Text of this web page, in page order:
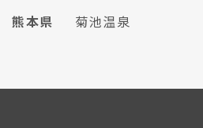
熊本県
菊池温泉